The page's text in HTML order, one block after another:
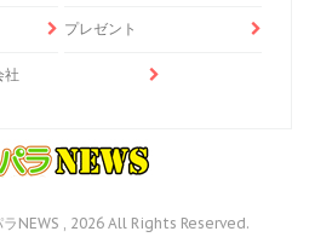
プレゼント
社
NEWS , 2026 All Rights Reserved.